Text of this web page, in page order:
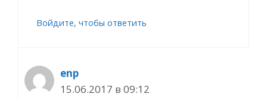
Войдите, чтобы ответить
enp
15.06.2017 в 09:12